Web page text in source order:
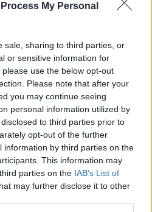
My Personal
sale, sharing to third parties, or
or sensitive information for
use the below opt-out
Please note that after your
you may continue seeing
personal information utilized by
to third parties prior to
opt-out of the further
information by third parties on the
This information may
parties on the IAB’s List of
may further disclose it to other